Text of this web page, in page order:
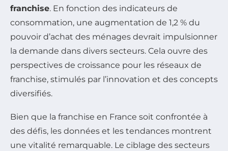
franchise. En fonction des indicateurs de
consommation, une augmentation de 1,2 % du
pouvoir d’achat des ménages devrait impulsionner
la demande dans divers secteurs. Cela ouvre des
perspectives de croissance pour les réseaux de
franchise, stimulés par l’innovation et des concepts
diversifiés.
Bien que la franchise en France soit confrontée à
des défis, les données et les tendances montrent
une vitalité remarquable. Le ciblage des secteurs